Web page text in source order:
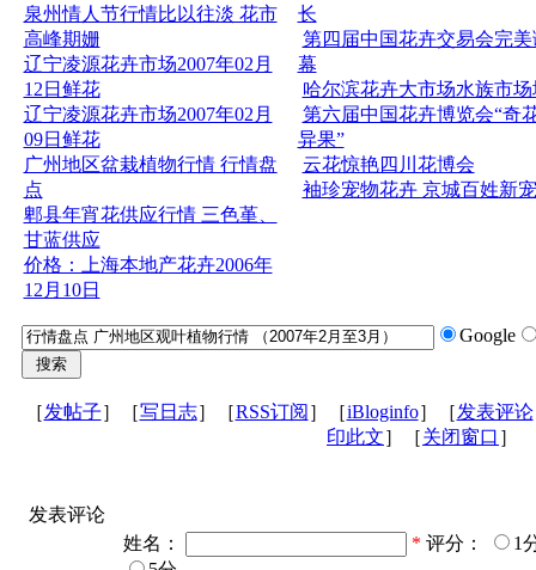
泉州情人节行情比以往淡 花市
高峰期姗
辽宁凌源花卉市场2007年02月
12日鲜花
辽宁凌源花卉市场2007年02月
09日鲜花
广州地区盆栽植物行情 行情盘
点
郫县年宵花供应行情 三色堇、
甘蓝供应
价格：上海本地产花卉2006年
12月10日
长
第四届中国花卉交易会完美
幕
哈尔滨花卉大市场水族市场
第六届中国花卉博览会“奇
异果”
云花惊艳四川花博会
袖珍宠物花卉 京城百姓新宠
Google
［发帖子］［写日志］［RSS订阅 ］［iBloginfo］［发表评论
印此文］［关闭窗口 ］
发表评论
姓名：
* 评分：
1